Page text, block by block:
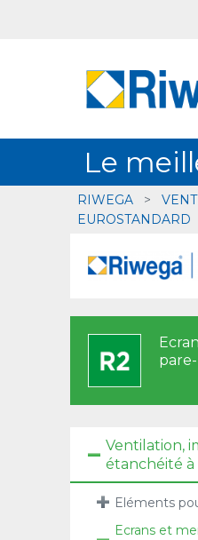
Le
RIWEGA >
EUROSTANDARD
Ventilation,
étanchéité à
Eléments
Ecrans et